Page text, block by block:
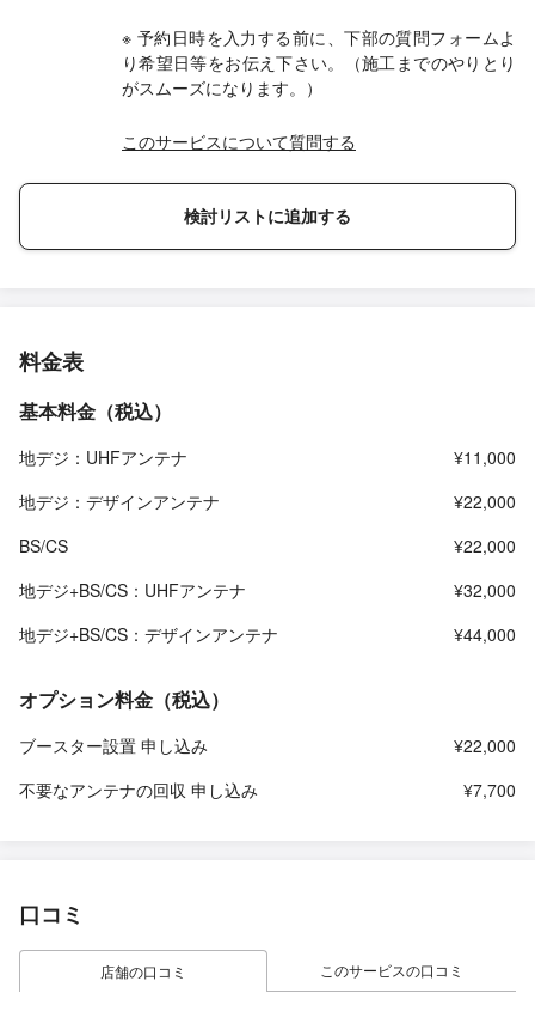
※ 予約日時を入力する前に、下部の質問フォームよ
り希望日等をお伝え下さい。（施工までのやりとり
がスムーズになります。）
このサービスについて質問する
検討リストに追加する
料金表
基本料金（税込）
地デジ：UHFアンテナ
¥11,000
地デジ：デザインアンテナ
¥22,000
BS/CS
¥22,000
地デジ+BS/CS：UHFアンテナ
¥32,000
地デジ+BS/CS：デザインアンテナ
¥44,000
オプション料金（税込）
ブースター設置 申し込み
¥22,000
不要なアンテナの回収 申し込み
¥7,700
口コミ
店舗の口コミ このサービスの口コミ